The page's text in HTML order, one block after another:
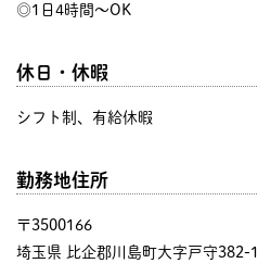
◎1日4時間～OK
休日・休暇
シフト制、有給休暇
勤務地住所
〒3500166
埼玉県 比企郡川島町大字戸守382-1